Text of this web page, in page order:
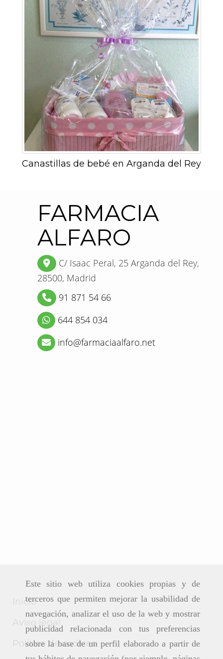
Este sitio web utiliza cookies propias y de
terceros que permiten mejorar la usabilidad de
navegación, analizar el uso de la web y mostrar
publicidad relacionada con tus preferencias
sobre la base de un perfil elaborado a partir de
Canastillas de bebé en Arganda del Rey
FARMACIA
ALFARO
C/ Isaac Peral, 25 Arganda del Rey,
28500, Madrid
91 871 54 66
644 854 034
info
farmaciaalfaro.net
Inicio
Aviso legal
Política de cookies